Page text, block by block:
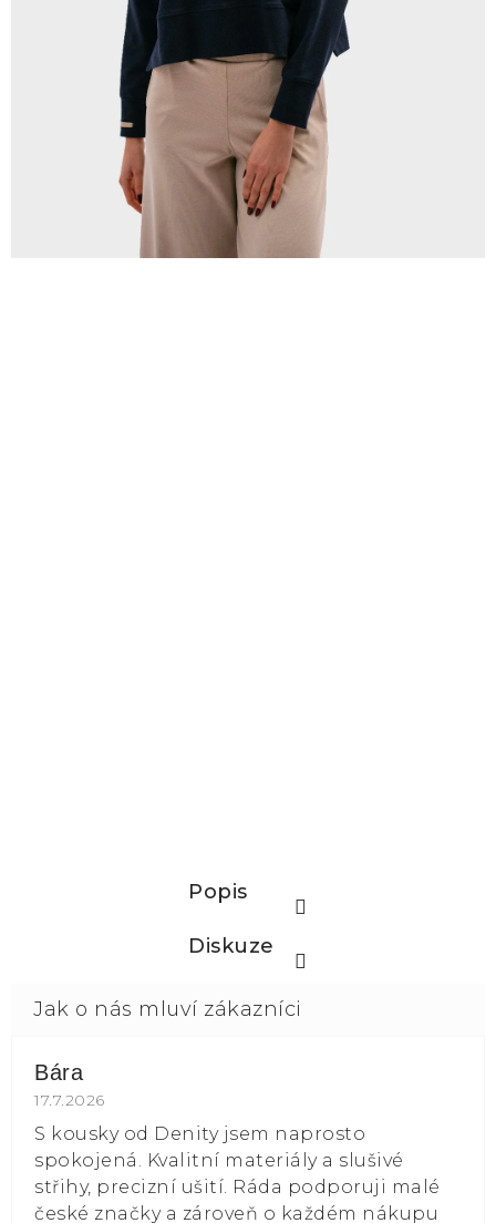
Popis
Diskuze
Bára
Hodnocení obchodu je 5 z 5 hvězdiček.
17.7.2026
S kousky od Denity jsem naprosto
spokojená. Kvalitní materiály a slušivé
střihy, precizní ušití. Ráda podporuji malé
české značky a zároveň o každém nákupu